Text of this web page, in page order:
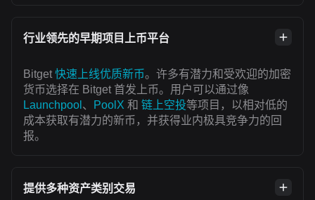
行业领先的早期项目上币平台
Bitget 快速上线优质新币。许多有潜力和受欢迎的加密
货币选择在 Bitget 首发上币。用户可以通过像
Launchpool 、 PoolX 和 链上空投等项目，以相对低的
成本获取有潜力的新币，并获得业内极具竞争力的回
报。
提供多种资产类别交易